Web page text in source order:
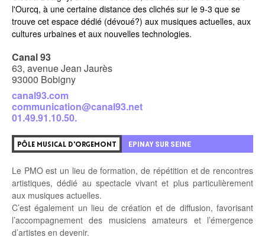
l'Ourcq, à une certaine distance des clichés sur le 9-3 que se
trouve cet espace dédié (dévoué?) aux musiques actuelles, aux
cultures urbaines et aux nouvelles technologies.
Canal 93
63, avenue Jean Jaurès
93000 Bobigny
canal93.com
communication@canal93.net
01.49.91.10.50.
PÔLE MUSICAL D'ORGEMONT EPINAY SUR SEINE
Le PMO est un lieu de formation, de répétition et de rencontres
artistiques, dédié au spectacle vivant et plus particulièrement
aux musiques actuelles.
C’est également un lieu de création et de diffusion, favorisant
l’accompagnement des musiciens amateurs et l’émergence
d’artistes en devenir.